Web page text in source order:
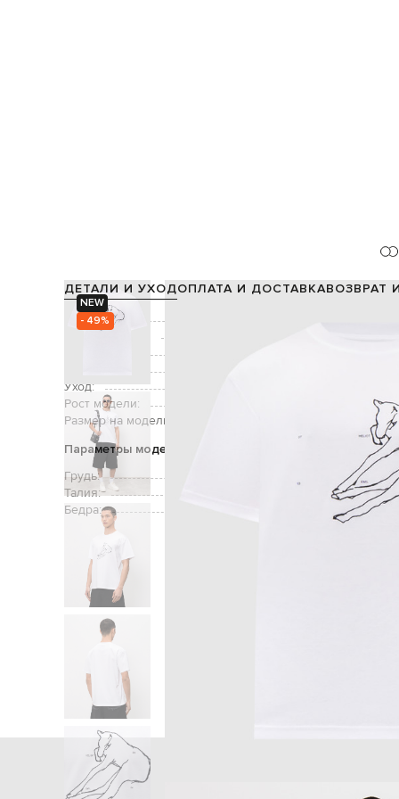
NEW
- 49%
ДЕТАЛИ И УХОДОПЛАТА И ДОСТАВКАВОЗВРАТ
Состав:
Производство:
Уход:
Рост модели:
Размер на модели:
Параметры модели
Грудь:
Талия:
Бедра: